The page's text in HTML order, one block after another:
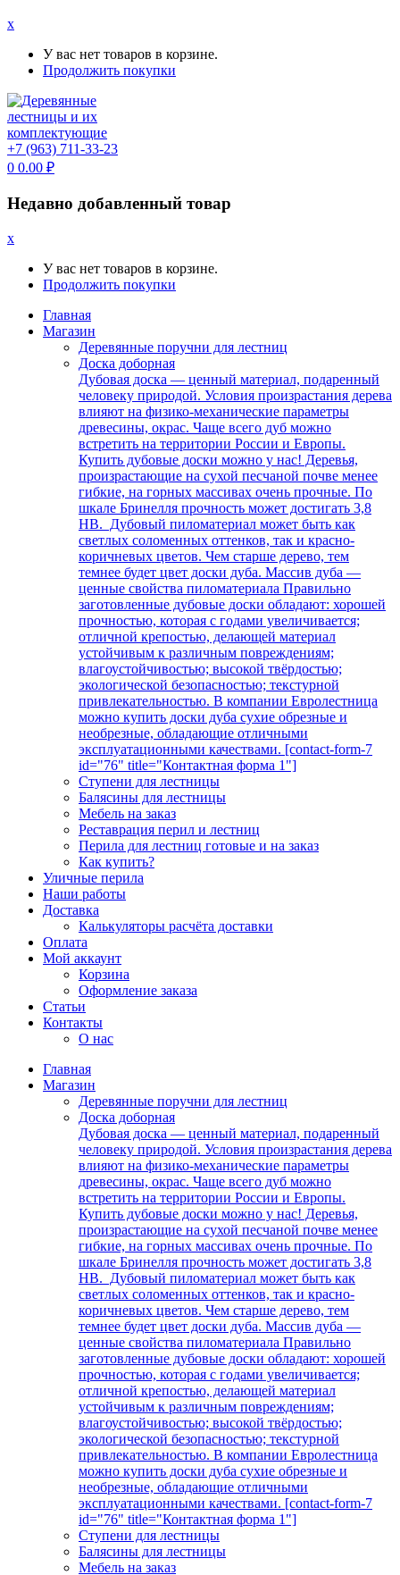
x
У вас нет товаров в корзине.
Продолжить покупки
+7 (963) 711-33-23
0 0.00 ₽
Недавно добавленный товар
x
У вас нет товаров в корзине.
Продолжить покупки
Главная
Магазин
Деревянные поручни для лестниц
Доска доборная
Дубовая доска — ценный материал, подаренный
человеку природой. Условия произрастания дерева
влияют на физико-механические параметры
древесины, окрас. Чаще всего дуб можно
встретить на территории России и Европы.
Купить дубовые доски можно у нас! Деревья,
произрастающие на сухой песчаной почве менее
гибкие, на горных массивах очень прочные. По
шкале Бринелля прочность может достигать 3,8
НВ. Дубовый пиломатериал может быть как
светлых соломенных оттенков, так и красно-
коричневых цветов. Чем старше дерево, тем
темнее будет цвет доски дуба. Массив дуба —
ценные свойства пиломатериала Правильно
заготовленные дубовые доски обладают: хорошей
прочностью, которая с годами увеличивается;
отличной крепостью, делающей материал
устойчивым к различным повреждениям;
влагоустойчивостью; высокой твёрдостью;
экологической безопасностью; текстурной
привлекательностью. В компании Евролестница
можно купить доски дуба сухие обрезные и
необрезные, обладающие отличными
эксплуатационными качествами. [contact-form-7
id="76" title="Контактная форма 1"]
Ступени для лестницы
Балясины для лестницы
Мебель на заказ
Реставрация перил и лестниц
Перила для лестниц готовые и на заказ
Как купить?
Уличные перила
Наши работы
Доставка
Калькуляторы расчёта доставки
Оплата
Мой аккаунт
Корзина
Оформление заказа
Статьи
Контакты
О нас
Главная
Магазин
Деревянные поручни для лестниц
Доска доборная
Дубовая доска — ценный материал, подаренный
человеку природой. Условия произрастания дерева
влияют на физико-механические параметры
древесины, окрас. Чаще всего дуб можно
встретить на территории России и Европы.
Купить дубовые доски можно у нас! Деревья,
произрастающие на сухой песчаной почве менее
гибкие, на горных массивах очень прочные. По
шкале Бринелля прочность может достигать 3,8
НВ. Дубовый пиломатериал может быть как
светлых соломенных оттенков, так и красно-
коричневых цветов. Чем старше дерево, тем
темнее будет цвет доски дуба. Массив дуба —
ценные свойства пиломатериала Правильно
заготовленные дубовые доски обладают: хорошей
прочностью, которая с годами увеличивается;
отличной крепостью, делающей материал
устойчивым к различным повреждениям;
влагоустойчивостью; высокой твёрдостью;
экологической безопасностью; текстурной
привлекательностью. В компании Евролестница
можно купить доски дуба сухие обрезные и
необрезные, обладающие отличными
эксплуатационными качествами. [contact-form-7
id="76" title="Контактная форма 1"]
Ступени для лестницы
Балясины для лестницы
Мебель на заказ